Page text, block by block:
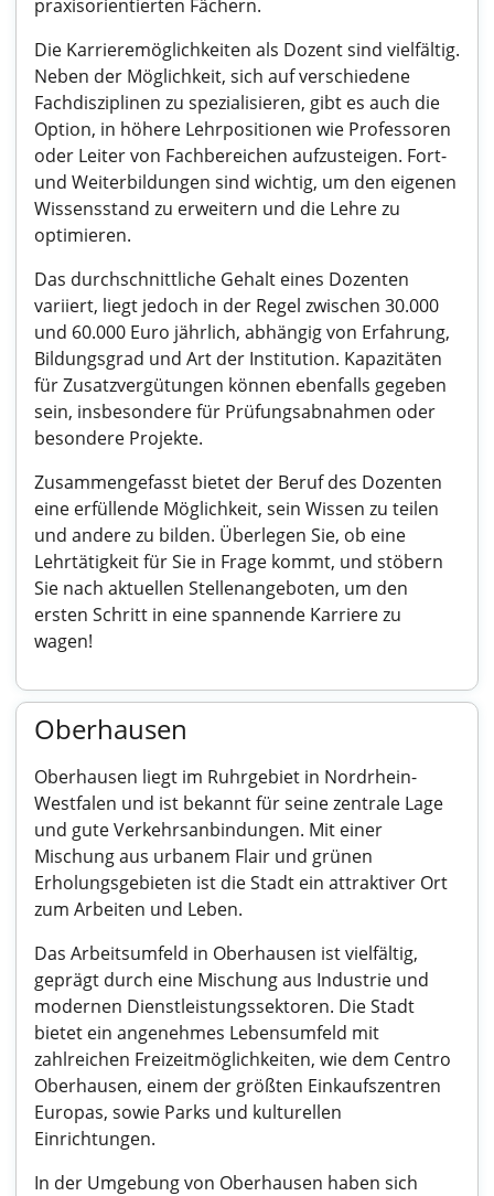
praxisorientierten Fächern.
Die Karrieremöglichkeiten als Dozent sind vielfältig.
Neben der Möglichkeit, sich auf verschiedene
Fachdisziplinen zu spezialisieren, gibt es auch die
Option, in höhere Lehrpositionen wie Professoren
oder Leiter von Fachbereichen aufzusteigen. Fort-
und Weiterbildungen sind wichtig, um den eigenen
Wissensstand zu erweitern und die Lehre zu
optimieren.
Das durchschnittliche Gehalt eines Dozenten
variiert, liegt jedoch in der Regel zwischen 30.000
und 60.000 Euro jährlich, abhängig von Erfahrung,
Bildungsgrad und Art der Institution. Kapazitäten
für Zusatzvergütungen können ebenfalls gegeben
sein, insbesondere für Prüfungsabnahmen oder
besondere Projekte.
Zusammengefasst bietet der Beruf des Dozenten
eine erfüllende Möglichkeit, sein Wissen zu teilen
und andere zu bilden. Überlegen Sie, ob eine
Lehrtätigkeit für Sie in Frage kommt, und stöbern
Sie nach aktuellen Stellenangeboten, um den
ersten Schritt in eine spannende Karriere zu
wagen!
Oberhausen
Oberhausen liegt im Ruhrgebiet in Nordrhein-
Westfalen und ist bekannt für seine zentrale Lage
und gute Verkehrsanbindungen. Mit einer
Mischung aus urbanem Flair und grünen
Erholungsgebieten ist die Stadt ein attraktiver Ort
zum Arbeiten und Leben.
Das Arbeitsumfeld in Oberhausen ist vielfältig,
geprägt durch eine Mischung aus Industrie und
modernen Dienstleistungssektoren. Die Stadt
bietet ein angenehmes Lebensumfeld mit
zahlreichen Freizeitmöglichkeiten, wie dem Centro
Oberhausen, einem der größten Einkaufszentren
Europas, sowie Parks und kulturellen
Einrichtungen.
In der Umgebung von Oberhausen haben sich